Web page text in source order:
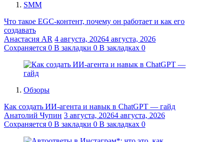
SMM
Что такое EGC-контент, почему он работает и как его
создавать
Анастасия AR 4 августа, 20264 августа, 2026
Сохраняется 0 В закладки 0 В закладках 0
Обзоры
Как создать ИИ-агента и навык в ChatGPT — гайд
Анатолий Чупин 3 августа, 20264 августа, 2026
Сохраняется 0 В закладки 0 В закладках 0